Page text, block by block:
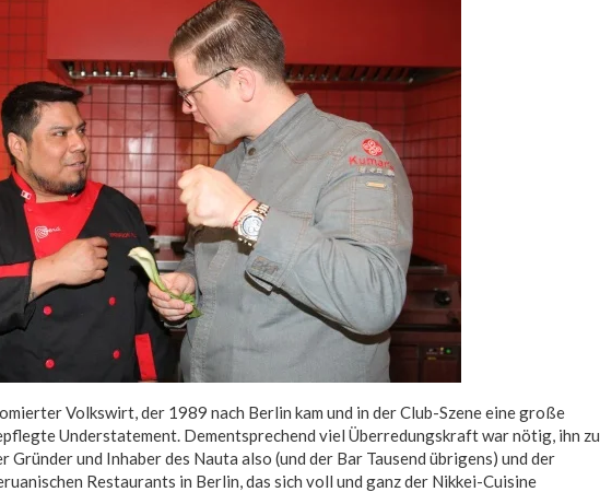
Volkswirt, der 1989 nach Berlin kam und in der Club-Szene eine große
Understatement. Dementsprechend viel Überredungskraft war nötig, ihn zu
Gründer und Inhaber des Nauta also (und der Bar Tausend übrigens) und der
Restaurants in Berlin, das sich voll und ganz der Nikkei-Cuisine